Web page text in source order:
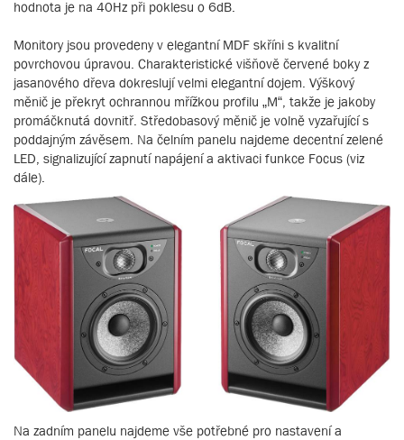
hodnota je na 40Hz při poklesu o 6dB.
Monitory jsou provedeny v elegantní MDF skříni s kvalitní
povrchovou úpravou. Charakteristické višňově červené boky z
jasanového dřeva dokreslují velmi elegantní dojem. Výškový
měnič je překryt ochrannou mřížkou profilu „M“, takže je jakoby
promáčknutá dovnitř. Středobasový měnič je volně vyzařující s
poddajným závěsem. Na čelním panelu najdeme decentní zelené
LED, signalizující zapnutí napájení a aktivaci funkce Focus (viz
dále).
Na zadním panelu najdeme vše potřebné pro nastavení a